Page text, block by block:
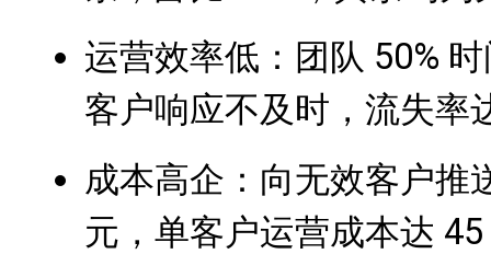
运营效率低：团队 50%
客户响应不及时，流失率
成本高企：向无效客户推
元，单客户运营成本达